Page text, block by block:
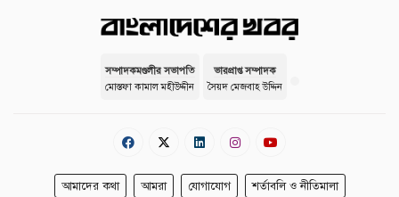
সম্পাদকমণ্ডলীর সভাপতি
মোস্তফা কামাল মহীউদ্দীন
ভারপ্রাপ্ত সম্পাদক
সৈয়দ মেজবাহ উদ্দিন
আমাদের কথা আমরা যোগাযোগ শর্তাবলি ও নীতিমালা